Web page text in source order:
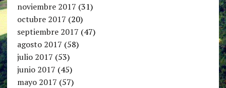
noviembre 2017 (31)
octubre 2017 (20)
septiembre 2017 (47)
agosto 2017 (58)
julio 2017 (53)
junio 2017 (45)
mayo 2017 (57)